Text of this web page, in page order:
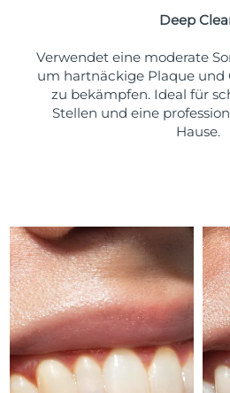
Deep
Verwendet eine moderate
um hartnäckige Plaque und
zu bekämpfen. Ideal für
Stellen und eine
Hause.
Thailand
Türkei
Vereinigte Arabische
Vereinigte Staaten
Usbekistan
Vietnam